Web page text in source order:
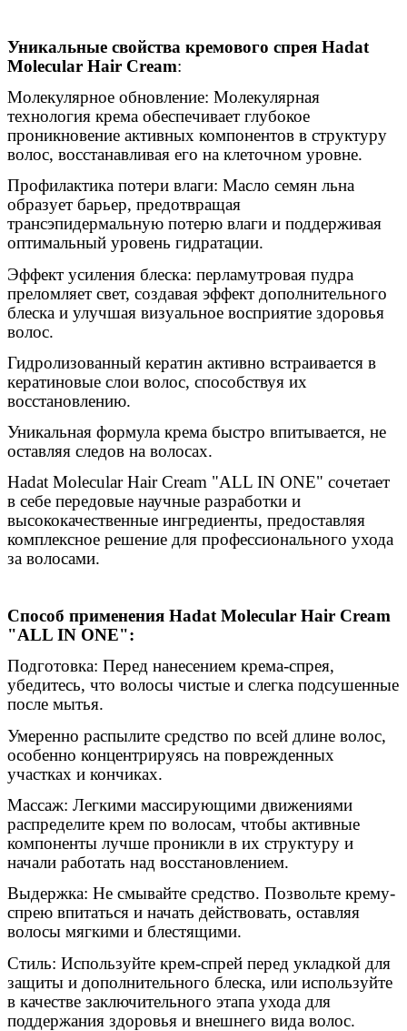
Уникальные свойства кремового спрея Hadat
Molecular Hair Cream:
Молекулярное обновление: Молекулярная
технология крема обеспечивает глубокое
проникновение активных компонентов в структуру
волос, восстанавливая его на клеточном уровне.
Профилактика потери влаги: Масло семян льна
образует барьер, предотвращая
трансэпидермальную потерю влаги и поддерживая
оптимальный уровень гидратации.
Эффект усиления блеска: перламутровая пудра
преломляет свет, создавая эффект дополнительного
блеска и улучшая визуальное восприятие здоровья
волос.
Гидролизованный кератин активно встраивается в
кератиновые слои волос, способствуя их
восстановлению.
Уникальная формула крема быстро впитывается, не
оставляя следов на волосах.
Hadat Molecular Hair Cream "ALL IN ONE" сочетает
в себе передовые научные разработки и
высококачественные ингредиенты, предоставляя
комплексное решение для профессионального ухода
за волосами.
Способ применения Hadat Molecular Hair Cream
"ALL IN ONE":
Подготовка: Перед нанесением крема-спрея,
убедитесь, что волосы чистые и слегка подсушенные
после мытья.
Умеренно распылите средство по всей длине волос,
особенно концентрируясь на поврежденных
участках и кончиках.
Массаж: Легкими массирующими движениями
распределите крем по волосам, чтобы активные
компоненты лучше проникли в их структуру и
начали работать над восстановлением.
Выдержка: Не смывайте средство. Позвольте крему-
спрею впитаться и начать действовать, оставляя
волосы мягкими и блестящими.
Стиль: Используйте крем-спрей перед укладкой для
защиты и дополнительного блеска, или используйте
в качестве заключительного этапа ухода для
поддержания здоровья и внешнего вида волос.